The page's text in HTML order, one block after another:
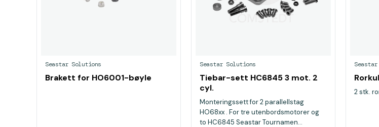
Seastar Solutions
Brakett for HO6001-bøyle
Seastar Solutions
Tiebar-sett HC6845 3 mot. 2
cyl.
Monteringssett for 2 parallellstag
HO68xx . For tre utenbordsmotorer og
to HC6845 Seastar Tournamen...
2 stk.